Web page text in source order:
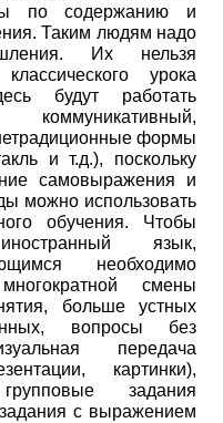
по содержанию и
Таким людям надо
Их нельзя
урока
будут работать
формы
и т.д.), поскольку
самовыражения и
можно использовать
обучения. Чтобы
язык,
необходимо
смены
больше устных
вопросы без
передача
картинки),
задания
с выражением